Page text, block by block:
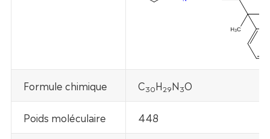
Formule chimique C30H29N3O
Poids moléculaire 448